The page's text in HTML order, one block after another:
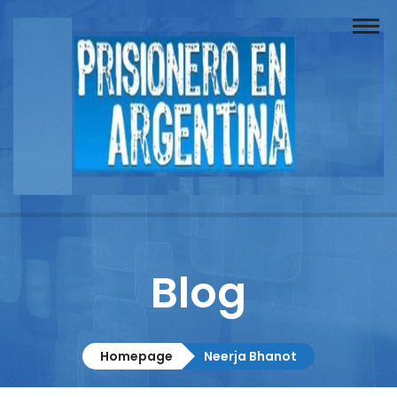
Buscador
Documentos
Columnistas
Contacto
Blog
Homepage Neerja Bhanot